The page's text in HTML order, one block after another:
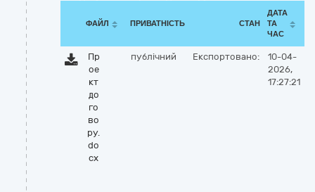
ФАЙЛ ПРИВАТНІСТЬ СТАН
ДАТА
ТА
ЧАС
Пр
ое
кт
до
го
во
ру.
do
cx
публічний Експортовано:
10-04-
2026,
17:27:21